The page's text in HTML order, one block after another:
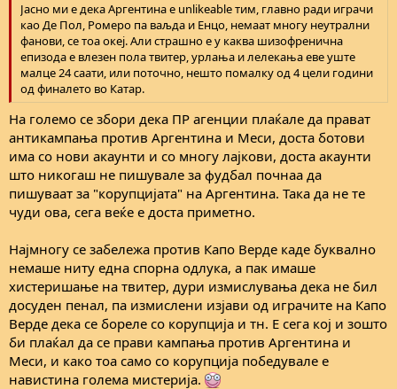
Јасно ми е дека Аргентина е unlikeable тим, главно ради играчи
као Де Пол, Ромеро па ваљда и Енцо, немаат многу неутрални
фанови, се тоа океј. Али страшно е у каква шизофренична
епизода е влезен пола твитер, урлања и лелекања еве уште
малце 24 саати, или поточно, нешто помалку од 4 цели години
од финалето во Катар.
На големо се збори дека ПР агенции плаќале да прават
антикампања против Аргентина и Меси, доста ботови
има со нови акаунти и со многу лајкови, доста акаунти
што никогаш не пишувале за фудбал почнаа да
пишуваат за "корупцијата" на Аргентина. Така да не те
чуди ова, сега веќе е доста приметно.
Најмногу се забележа против Капо Верде каде буквално
немаше ниту една спорна одлука, а пак имаше
хистеришање на твитер, дури измислувања дека не бил
досуден пенал, па измислени изјави од играчите на Капо
Верде дека се бореле со корупција и тн. Е сега кој и зошто
би плаќал да се прави кампања против Аргентина и
Меси, и како тоа само со корупција победувале е
навистина голема мистерија.